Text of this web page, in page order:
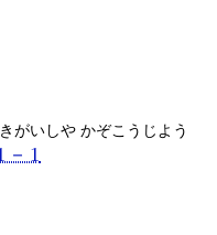
がいしや かぞこうじよう
1